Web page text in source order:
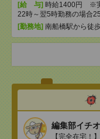
[給 与] 時給1400円 ※実
22時～翌5時勤務の場合
[勤務地] 南船橋駅から徒
編集部イチ
【完全在宅！